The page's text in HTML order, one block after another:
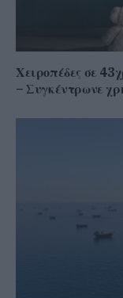
Χειροπέδες σε
– Συγκέντρωνε